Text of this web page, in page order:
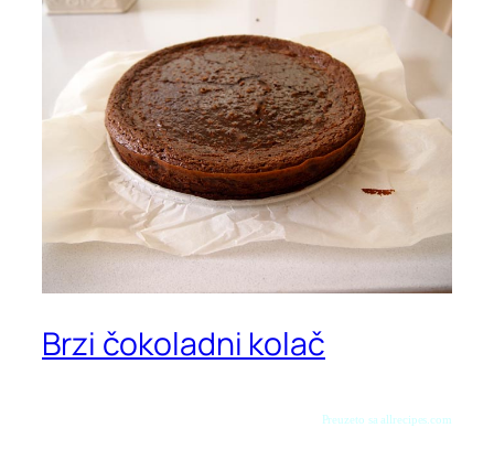
Brzi čokoladni kolač
Preuzeto sa allrecipes.com